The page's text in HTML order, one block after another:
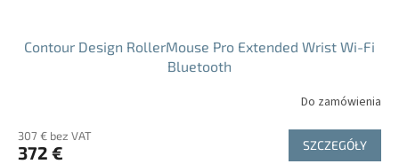
Contour Design RollerMouse Pro Extended Wrist Wi-Fi
Bluetooth
Do zamówienia
307 € bez VAT
372 € SZCZEGÓŁY